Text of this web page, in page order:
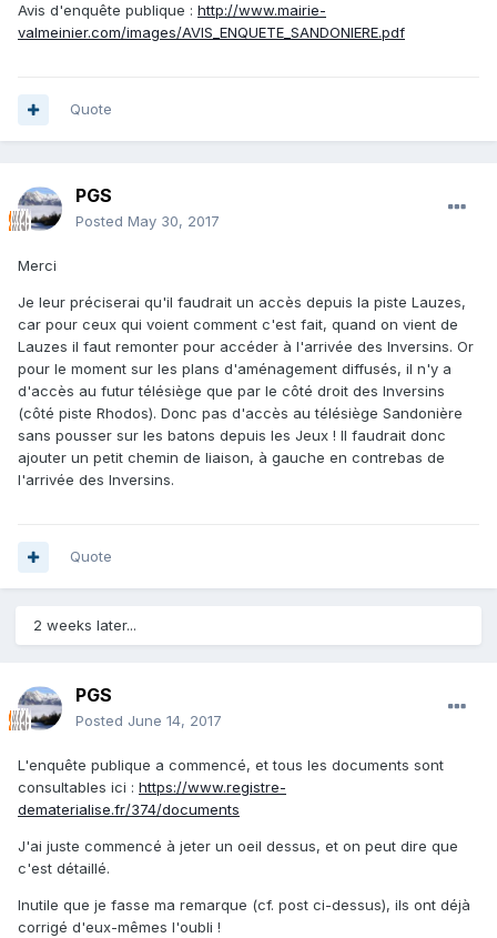
Avis d'enquête publique : http://www.mairie-
valmeinier.com/images/AVIS_ENQUETE_SANDONIERE.pdf
Quote
PGS
Posted May 30, 2017
Merci
Je leur préciserai qu'il faudrait un accès depuis la piste Lauzes,
car pour ceux qui voient comment c'est fait, quand on vient de
Lauzes il faut remonter pour accéder à l'arrivée des Inversins. Or
pour le moment sur les plans d'aménagement diffusés, il n'y a
d'accès au futur télésiège que par le côté droit des Inversins
(côté piste Rhodos). Donc pas d'accès au télésiège Sandonière
sans pousser sur les batons depuis les Jeux ! Il faudrait donc
ajouter un petit chemin de liaison, à gauche en contrebas de
l'arrivée des Inversins.
Quote
2 weeks later...
PGS
Posted June 14, 2017
L'enquête publique a commencé, et tous les documents sont
consultables ici : https://www.registre-
dematerialise.fr/374/documents
J'ai juste commencé à jeter un oeil dessus, et on peut dire que
c'est détaillé.
Inutile que je fasse ma remarque (cf. post ci-dessus), ils ont déjà
corrigé d'eux-mêmes l'oubli !